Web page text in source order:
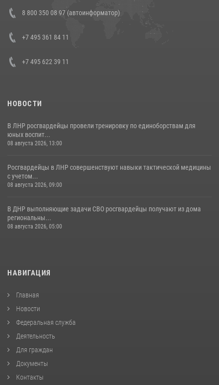
Состоялась рабочая встреча директора Росгвардии Героя России
генерала армии Виктора Золотова с заместителем полномочного
представителя Президента Российской Федерации в Северо-
Кавказском федеральном округе Виталием Кузнецовым
8 800 350 08 97 (автоинформатор)
+7 495 361 84 11
+7 495 622 39 11
НОВОСТИ
В ЛНР росгвардейцы провели тренировку по единоборствам для
юных воспит...
08 августа 2026, 13:00
Росгвардейцы в ЛНР совершенствуют навыки тактической медицины
с учетом...
08 августа 2026, 09:00
В ДНР выполняющие задачи СВО росгвардейцы получают из дома
региональны...
08 августа 2026, 05:00
НАВИГАЦИЯ
Главная
Новости
Федеральная служба
Деятельность
Для граждан
Документы
Контакты